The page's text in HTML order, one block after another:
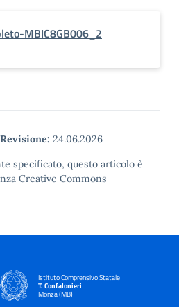
MBIC8GB006_2
Revisione: 24.06.2026
specificato, questo articolo è
Creative Commons
Istituto Comprensivo Statale
T. Confalonieri
Monza (MB)
— Visita la pagina iniziale della scuola